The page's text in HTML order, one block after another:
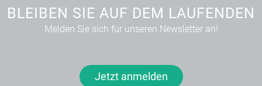
BLEIBEN SIE AUF DEM LAUFENDEN
Melden Sie sich für unseren Newsletter an!
Jetzt anmelden